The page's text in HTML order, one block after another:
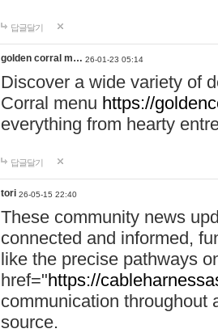
답글달기
golden corral m… 26-01-23 05:14
Discover a wide variety of
Corral menu https://
everything from hearty
답글달기
tori 26-05-15 22:40
These community news
connected and informed,
like the precise pathways
href="https://
communication throughout
source.